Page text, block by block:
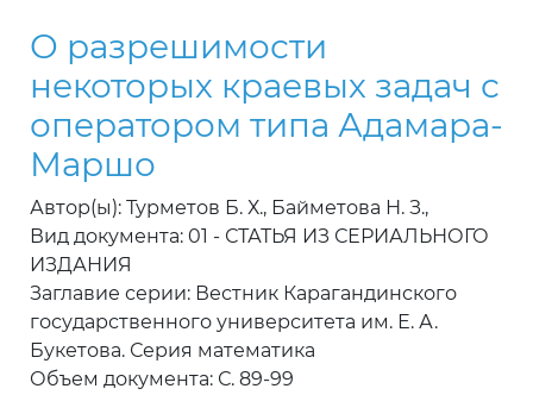
О разрешимости
некоторых краевых задач с
оператором типа Адамара-
Маршо
Автор(ы): Турметов Б. Х., Байметова Н. З.,
Вид документа: 01 - СТАТЬЯ ИЗ СЕРИАЛЬНОГО
ИЗДАНИЯ
Заглавие серии: Вестник Карагандинского
государственного университета им. Е. А.
Букетова. Серия математика
Объем документа: С. 89-99